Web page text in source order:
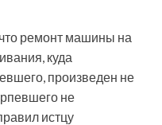
ремонт машины на
куда
произведен не
не
истцу